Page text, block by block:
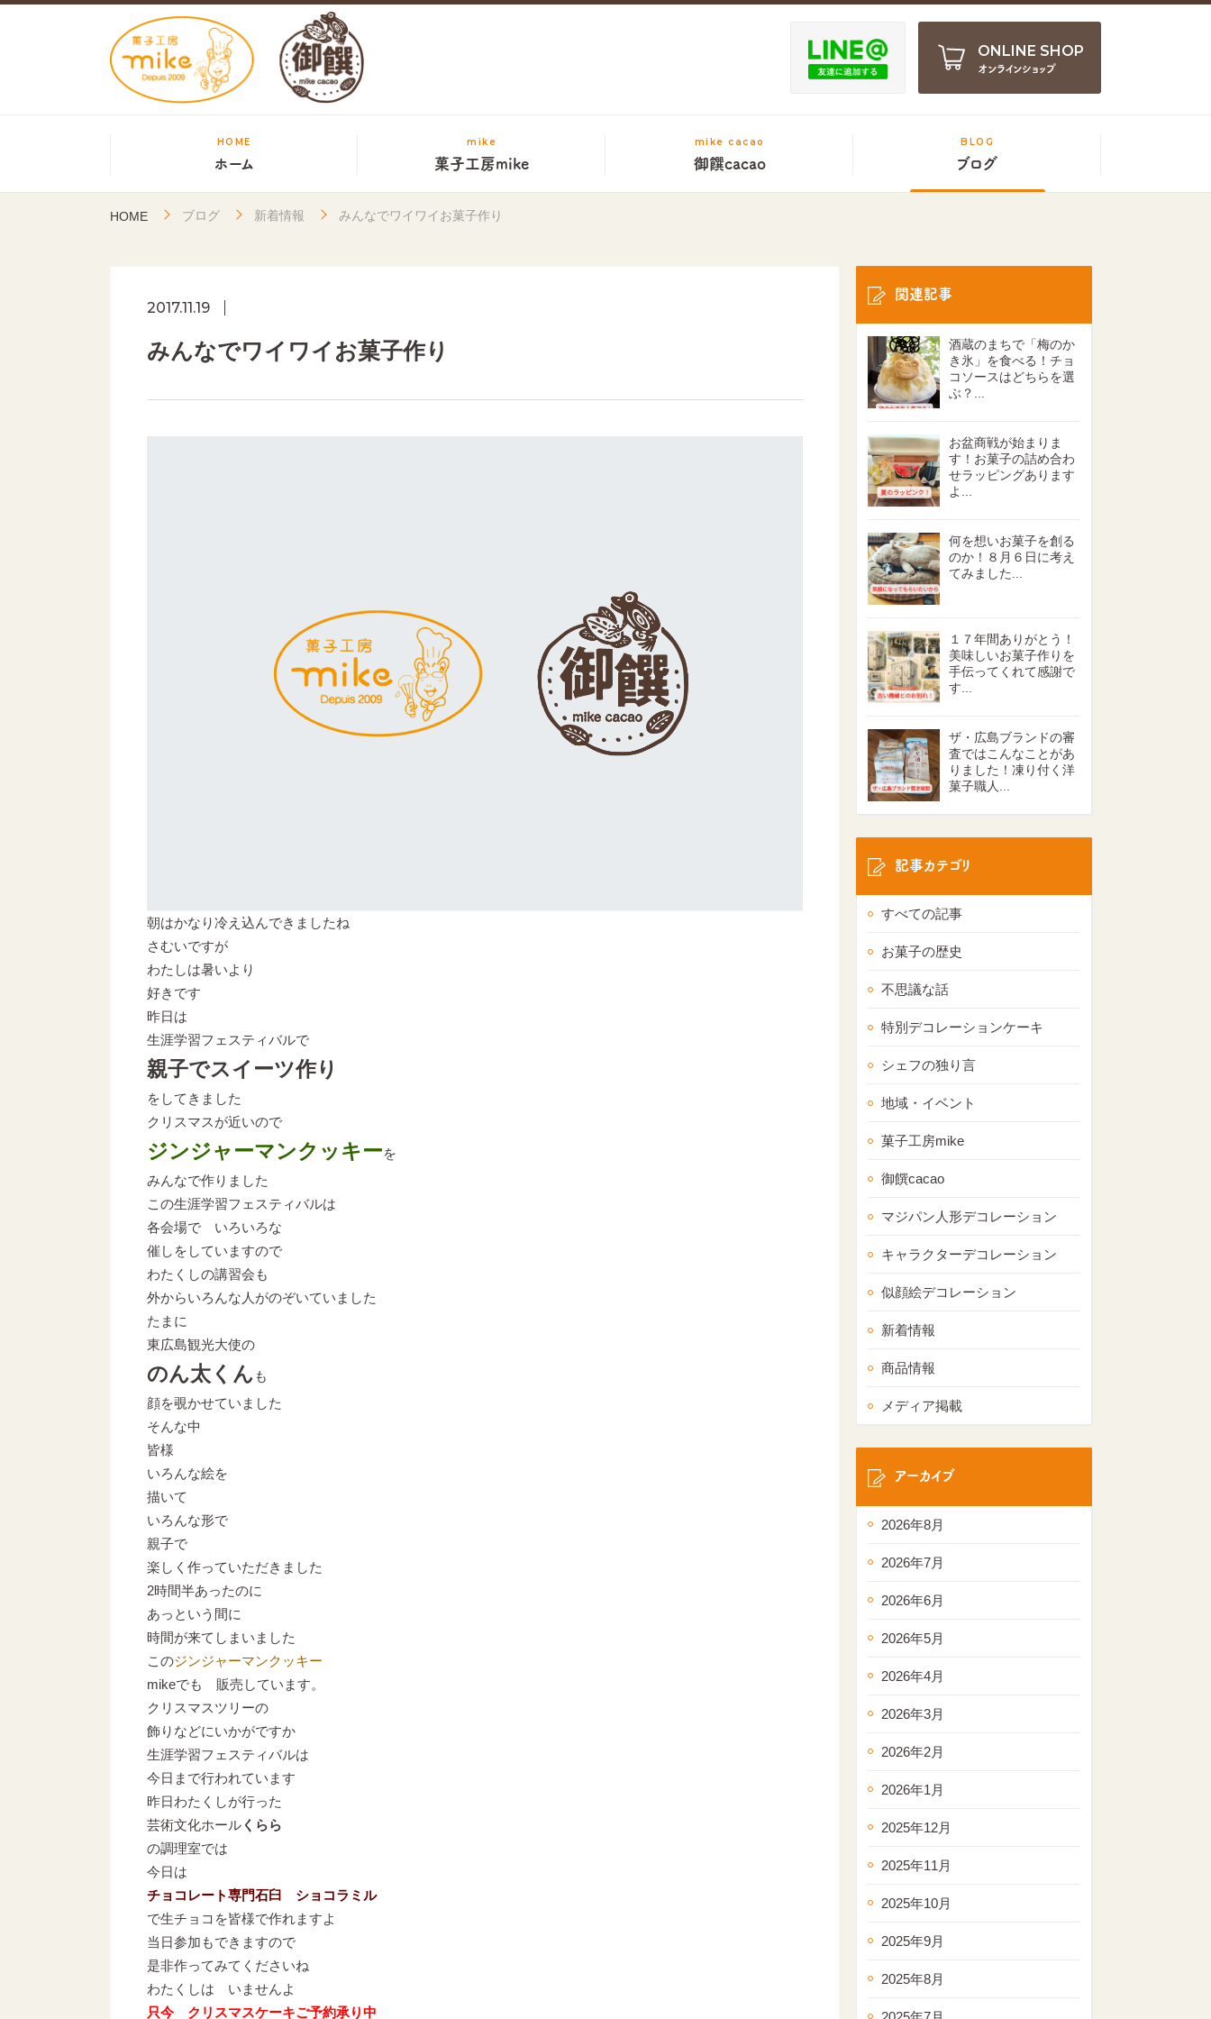
ONLINE SHOP
オンラインショップ
HOME
ホーム
mike
菓子工房mike
mike cacao
御饌cacao
BLOG
ブログ
HOME ブログ 新着情報 みんなでワイワイお菓子作り
2017.11.19
みんなでワイワイお菓子作り
朝はかなり冷え込んできましたね
さむいですが
わたしは暑いより
好きです
昨日は
生涯学習フェスティバルで
親子でスイーツ作り
をしてきました
クリスマスが近いので
ジンジャーマンクッキーを
みんなで作りました
この生涯学習フェスティバルは
各会場で いろいろな
催しをしていますので
わたくしの講習会も
外からいろんな人がのぞいていました
たまに
東広島観光大使の
のん太くん も
顔を覗かせていました
そんな中
皆様
いろんな絵を
描いて
いろんな形で
親子で
楽しく作っていただきました
2時間半あったのに
あっという間に
時間が来てしまいました
このジンジャーマンクッキー
mikeでも 販売しています。
クリスマスツリーの
飾りなどにいかがですか
生涯学習フェスティバルは
今日まで行われています
昨日わたくしが行った
芸術文化ホール くらら
の調理室では
今日は
チョコレート専門石臼 ショコラミル
で生チョコを皆様で作れますよ
当日参加もできますので
是非作ってみてくださいね
わたくしは いませんよ
只今 クリスマスケーキご予約承り中
関連記事
酒蔵のまちで「梅のか
き氷」を食べる！チョ
コソースはどちらを選
ぶ？...
お盆商戦が始まりま
す！お菓子の詰め合わ
せラッピングあります
よ...
何を想いお菓子を創る
のか！８月６日に考え
てみました...
１７年間ありがとう！
美味しいお菓子作りを
手伝ってくれて感謝で
す...
ザ・広島ブランドの審
査ではこんなことがあ
りました！凍り付く洋
菓子職人...
記事カテゴリ
すべての記事
お菓子の歴史
不思議な話
特別デコレーションケーキ
シェフの独り言
地域・イベント
菓子工房mike
御饌cacao
マジパン人形デコレーション
キャラクターデコレーション
似顔絵デコレーション
新着情報
商品情報
メディア掲載
アーカイブ
2026年8月
2026年7月
2026年6月
2026年5月
2026年4月
2026年3月
2026年2月
2026年1月
2025年12月
2025年11月
2025年10月
2025年9月
2025年8月